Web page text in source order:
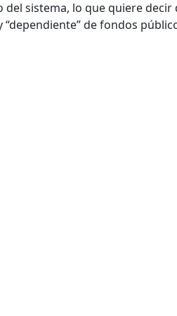
del sistema, lo que quiere
“dependiente” de fondos